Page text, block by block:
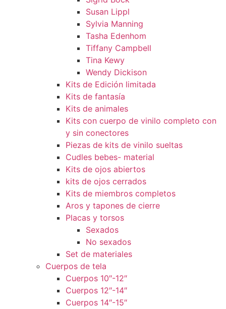
Susan Lippl
Sylvia Manning
Tasha Edenhom
Tiffany Campbell
Tina Kewy
Wendy Dickison
Kits de Edición limitada
Kits de fantasía
Kits de animales
Kits con cuerpo de vinilo completo con
y sin conectores
Piezas de kits de vinilo sueltas
Cudles bebes- material
Kits de ojos abiertos
kits de ojos cerrados
Kits de miembros completos
Aros y tapones de cierre
Placas y torsos
Sexados
No sexados
Set de materiales
Cuerpos de tela
Cuerpos 10″-12″
Cuerpos 12″-14″
Cuerpos 14″-15″